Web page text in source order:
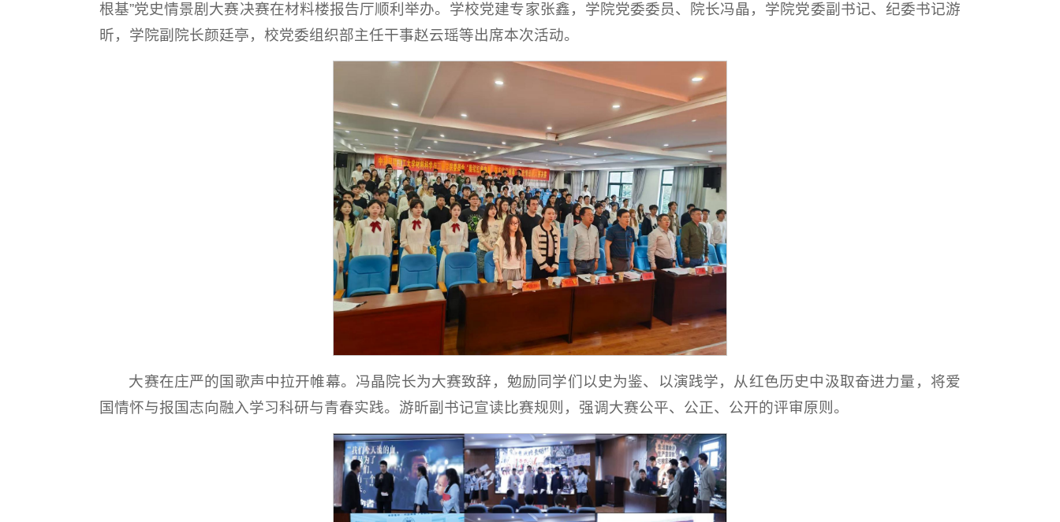
根基”党史情景剧大赛决赛在材料楼报告厅顺利举办。学校党建专家张鑫，学院党委委员、院长冯晶，学院党委副书记、纪委书记游
昕，学院副院长颜廷亭，校党委组织部主任干事赵云瑶等出席本次活动。
大赛在庄严的国歌声中拉开帷幕。冯晶院长为大赛致辞，勉励同学们以史为鉴、以演践学，从红色历史中汲取奋进力量，将爱
国情怀与报国志向融入学习科研与青春实践。游昕副书记宣读比赛规则，强调大赛公平、公正、公开的评审原则。